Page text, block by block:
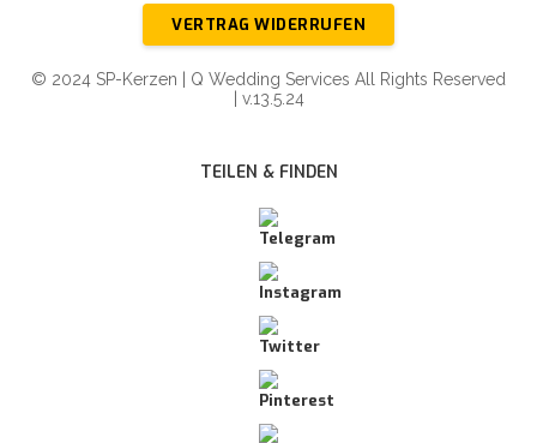
VERTRAG WIDERRUFEN
© 2024 SP-Kerzen | Q Wedding Services All Rights Reserved
| v.13.5.24
TEILEN & FINDEN